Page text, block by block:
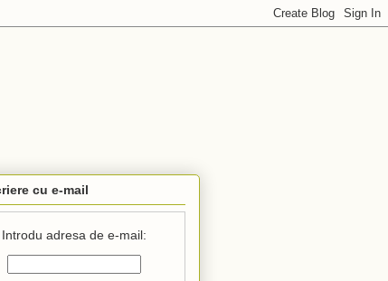
cu e-mail
Introdu adresa de e-mail: